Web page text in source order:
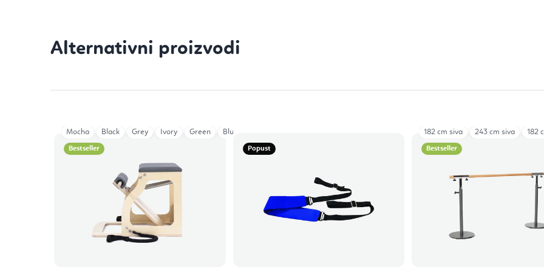
Bestseller
Mocha Black Grey Ivory Green Blue Eucalyptus Red
Popust Bestseller
182 cm siva 243 cm siva 182